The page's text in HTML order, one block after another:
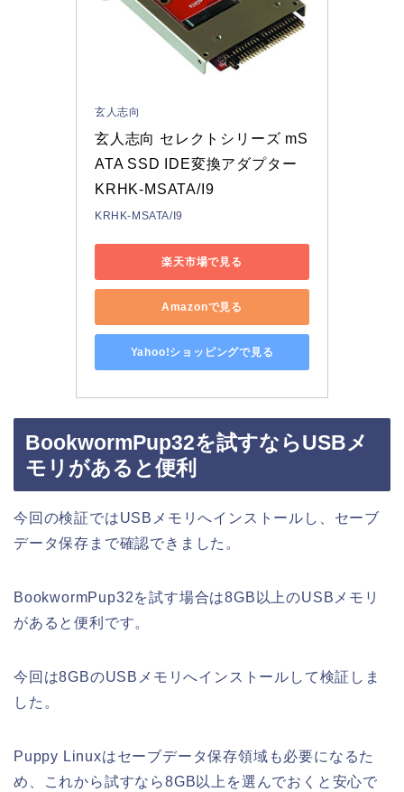
玄人志向
玄人志向 セレクトシリーズ mS
ATA SSD IDE変換アダプター
KRHK-MSATA/I9
KRHK-MSATA/I9
楽天市場で見る
Amazonで見る
Yahoo!ショッピングで見る
BookwormPup32を試すならUSBメ
モリがあると便利
今回の検証ではUSBメモリへインストールし、セーブ
データ保存まで確認できました。
BookwormPup32を試す場合は8GB以上のUSBメモリ
があると便利です。
今回は8GBのUSBメモリへインストールして検証しま
した。
Puppy Linuxはセーブデータ保存領域も必要になるた
め、これから試すなら8GB以上を選んでおくと安心で